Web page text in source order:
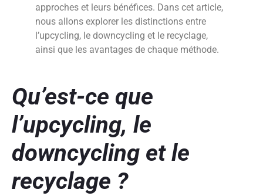
approches et leurs bénéfices. Dans cet article,
nous allons explorer les distinctions entre
l’upcycling, le downcycling et le recyclage,
ainsi que les avantages de chaque méthode.
Qu’est-ce que
l’upcycling, le
downcycling et le
recyclage ?